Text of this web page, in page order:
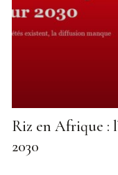
Riz en Afrique :
2030